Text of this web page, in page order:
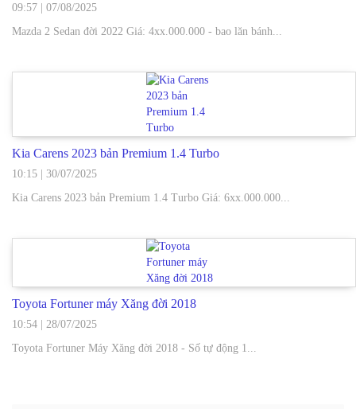
09:57
07/08/2025
Mazda 2 Sedan đời 2022 Giá: 4xx.000.000 - bao lăn bánh...
Kia Carens 2023 bản Premium 1.4 Turbo
10:15
30/07/2025
Kia Carens 2023 bản Premium 1.4 Turbo Giá: 6xx.000.000...
Toyota Fortuner máy Xăng đời 2018
10:54
28/07/2025
Toyota Fortuner Máy Xăng đời 2018 - Số tự động 1...